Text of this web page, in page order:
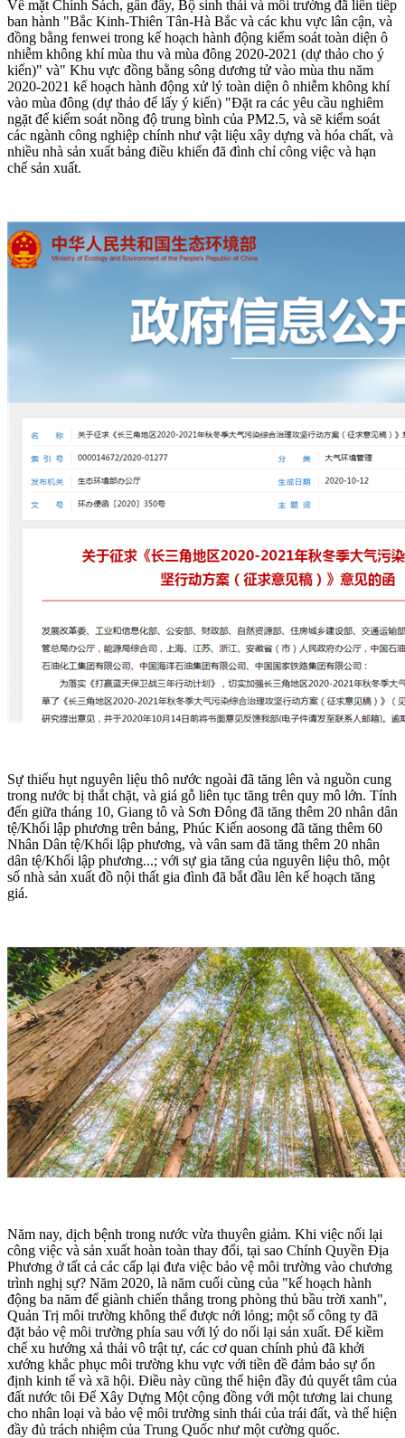
Về mặt Chính Sách, gần đây, Bộ sinh thái và môi trường đã liên tiếp
ban hành "Bắc Kinh-Thiên Tân-Hà Bắc và các khu vực lân cận, và
đồng bằng fenwei trong kế hoạch hành động kiểm soát toàn diện ô
nhiễm không khí mùa thu và mùa đông 2020-2021 (dự thảo cho ý
kiến)" và" Khu vực đồng bằng sông dương tử vào mùa thu năm
2020-2021 kế hoạch hành động xử lý toàn diện ô nhiễm không khí
vào mùa đông (dự thảo để lấy ý kiến) "Đặt ra các yêu cầu nghiêm
ngặt để kiểm soát nồng độ trung bình của PM2.5, và sẽ kiểm soát
các ngành công nghiệp chính như vật liệu xây dựng và hóa chất, và
nhiều nhà sản xuất bảng điều khiển đã đình chỉ công việc và hạn
chế sản xuất.
Sự thiếu hụt nguyên liệu thô nước ngoài đã tăng lên và nguồn cung
trong nước bị thắt chặt, và giá gỗ liên tục tăng trên quy mô lớn. Tính
đến giữa tháng 10, Giang tô và Sơn Đông đã tăng thêm 20 nhân dân
tệ/Khối lập phương trên bảng, Phúc Kiến aosong đã tăng thêm 60
Nhân Dân tệ/Khối lập phương, và vân sam đã tăng thêm 20 nhân
dân tệ/Khối lập phương...; với sự gia tăng của nguyên liệu thô, một
số nhà sản xuất đồ nội thất gia đình đã bắt đầu lên kế hoạch tăng
giá.
Năm nay, dịch bệnh trong nước vừa thuyên giảm. Khi việc nối lại
công việc và sản xuất hoàn toàn thay đổi, tại sao Chính Quyền Địa
Phương ở tất cả các cấp lại đưa việc bảo vệ môi trường vào chương
trình nghị sự? Năm 2020, là năm cuối cùng của "kế hoạch hành
động ba năm để giành chiến thắng trong phòng thủ bầu trời xanh",
Quản Trị môi trường không thể được nới lỏng; một số công ty đã
đặt bảo vệ môi trường phía sau với lý do nối lại sản xuất. Để kiềm
chế xu hướng xả thải vô trật tự, các cơ quan chính phủ đã khởi
xướng khắc phục môi trường khu vực với tiền đề đảm bảo sự ổn
định kinh tế và xã hội. Điều này cũng thể hiện đầy đủ quyết tâm của
đất nước tôi Để Xây Dựng Một cộng đồng với một tương lai chung
cho nhân loại và bảo vệ môi trường sinh thái của trái đất, và thể hiện
đầy đủ trách nhiệm của Trung Quốc như một cường quốc.